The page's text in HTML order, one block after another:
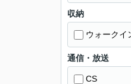
収納
ウォークイ
通信・放送
CS